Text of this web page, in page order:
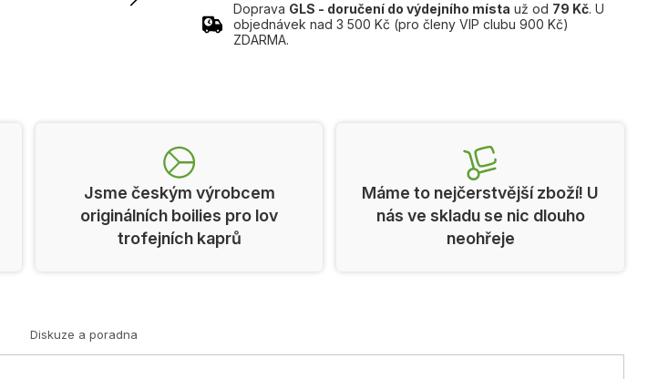
Doprava GLS - doručení do výdejního místa už od 79 Kč. U
objednávek nad 3 500 Kč (pro členy VIP clubu 900 Kč)
ZDARMA.
Jsme českým výrobcem
originálních boilies pro lov
trofejních kaprů
Máme to nejčerstvější zboží! U
nás ve skladu se nic dlouho
neohřeje
Diskuze a poradna